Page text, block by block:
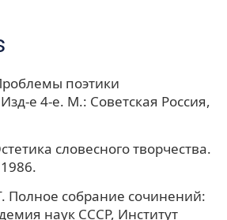
поэтики
е 4-е. М.: Советская Россия,
словесного творчества.
Полное собрание сочинений:
наук СССР, Институт